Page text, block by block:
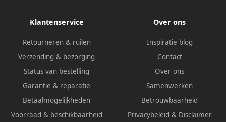
Klantenservice
Retourneren & ruilen
Verzending & bezorging
Status van bestelling
Garantie & reparatie
Betaalmogelijkheden
Voorraad & beschikbaarheid
Over ons
Inspiratie blog
Contact
Over ons
Samenwerken
Betrouwbaarheid
Privacybeleid & Disclaimer